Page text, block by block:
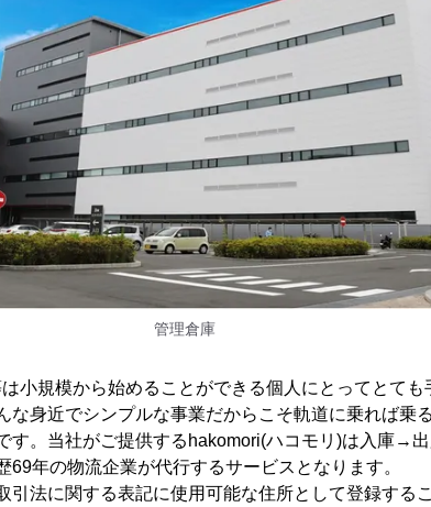
管理倉庫
小規模から始めることができる個人にとってとて
な身近でシンプルな事業だからこそ軌道に乗れば乗
す。当社がご提供するhakomori(ハコモリ)は入庫→
69年の物流企業が代行するサービスとなります。
引法に関する表記に使用可能な住所として登録する